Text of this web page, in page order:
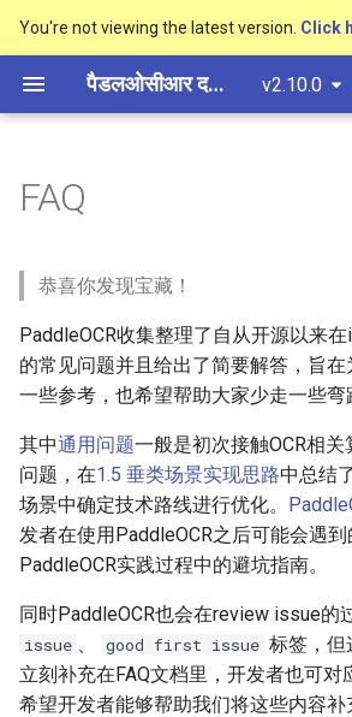
You're not viewing the latest version. Click
पैडलओसीआर दस्तावेज़ीकरण v2.10.0
खो
ज
रू
快速开始
基于C++预测引擎推理
Visual Studio 2019
服务化部署
Jetson部署
端侧部署
网页前端部署
Paddle2ONNX模型转化与预
测
快速开始
快速安装
效果展示
运行环境
模型库
模型训练
文
关键
模
训
模型压缩
博客
多
动手
切
分
项
快速开始
模型库
模型训练 版
关键
推理部署
博客
文本检测算法
CT
文本识别算法
SRN
SAR
SEED
文本超分辨率算法
公式识别算法
PP-
端到端OCR算法
表格识别算法
关键信息抽取算法
使用PaddleOCR架构添加新算
法
制造
金融 通
合同
交通
其它数据标注工具
其它数据合成工具
手写中文OCR数据集
垂类多语言OCR数据集
版面分析数据集
表格识别数据集
关键信息提取数据集
1.1 检测
Q: 基于深度学习的文字检
么优缺点？
1.2 识别
Q: PaddleOCR提供的文本
识别算法包括哪些？
Q: 文本识别方法CRNN关
键技术有哪些？
CTC和Attention哪种更
优？
FAQ
恭喜你发现宝藏！
PaddleOCR收集整理了自从开源以来
的常见问题并且给出了简要解答，旨在
一些参考，也希望帮助大家少走一些弯
其中通用问题一般是初次接触OCR相
问题，在1.5 垂类场景实现思路中总结
场景中确定技术路线进行优化。
发者在使用PaddleOCR之后可能会遇
PaddleOCR实践过程中的避坑指南。
同时PaddleOCR也会在review issue的
issue 、 good first issue 标签，但
立刻补充在FAQ文档里，开发者也可对
希望开发者能够帮助我们将这些内容补